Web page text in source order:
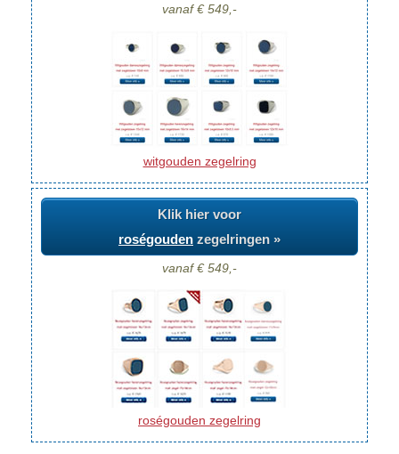
vanaf € 549,-
witgouden zegelring
Klik hier voor
roségouden zegelringen »
vanaf € 549,-
roségouden zegelring